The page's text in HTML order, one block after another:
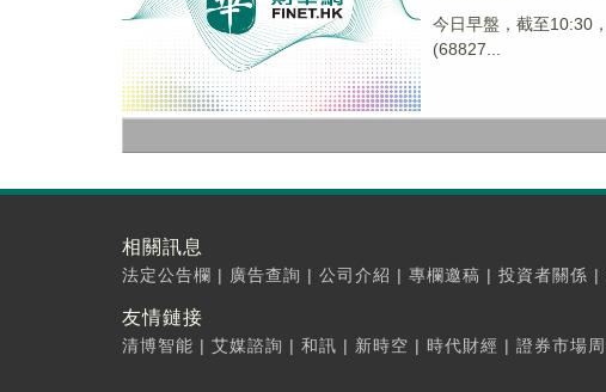
今日早盤，截至10:30
(68827...
相關訊息
法定公告欄 | 廣告查詢 | 公司介紹 | 專欄邀稿 | 投資者關係 |
友情鏈接
清博智能 | 艾媒諮詢 | 和訊 | 新時空 | 時代財經 | 證券市場周